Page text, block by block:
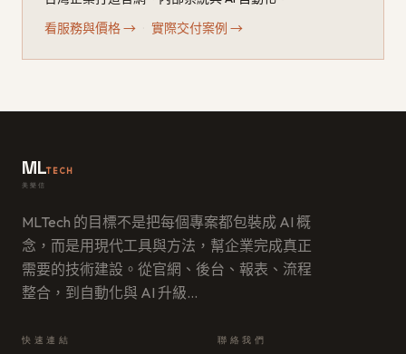
看服務與價格→ 實際交付案例 →
MLTECH
美樂信
MLTech 的目標不是把每個專案都包裝成 AI 概
念，而是用現代工具與方法，幫企業完成真正
需要的技術建設。從官網、後台、報表、流程
整合，到自動化與 AI 升級…
快速連結 聯絡我們